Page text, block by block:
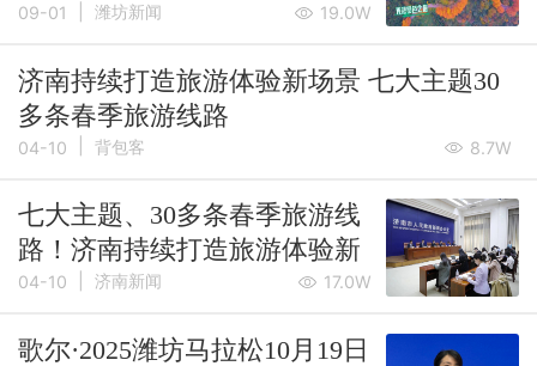
09-01 潍坊新闻 19.0W
济南持续打造旅游体验新场景 七大主题30
多条春季旅游线路
04-10 背包客 8.7W
七大主题、30多条春季旅游线
路！济南持续打造旅游体验新
场景
04-10 济南新闻 17.0W
歌尔·2025潍坊马拉松10月19日